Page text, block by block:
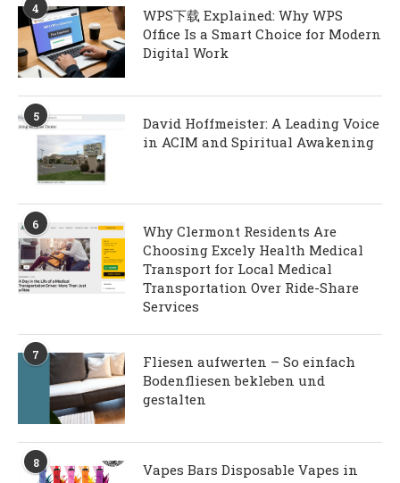
4
WPS下载 Explained: Why WPS
Office Is a Smart Choice for Modern
Digital Work
5
David Hoffmeister: A Leading Voice
in ACIM and Spiritual Awakening
6
Why Clermont Residents Are
Choosing Excely Health Medical
Transport for Local Medical
Transportation Over Ride-Share
Services
7
Fliesen aufwerten – So einfach
Bodenfliesen bekleben und
gestalten
8
Vapes Bars Disposable Vapes in